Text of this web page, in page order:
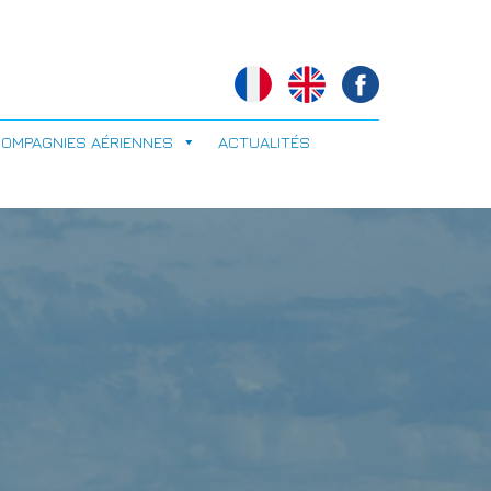
AÉRIENNES ACTUALITÉS